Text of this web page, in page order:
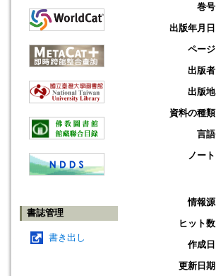
書誌管理
書き出し
巻号
出版年月日
ページ
出版者
出版地
資料の種類
言語
ノート
情報源
ヒット数
作成日
更新日期